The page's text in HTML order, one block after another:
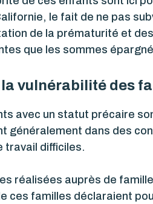
le fait de ne pas
de la prématurité et
que les sommes
vulnérabilité des
avec un statut précaire
généralement dans des
travail difficiles.
réalisées auprès de
ces familles déclaraient